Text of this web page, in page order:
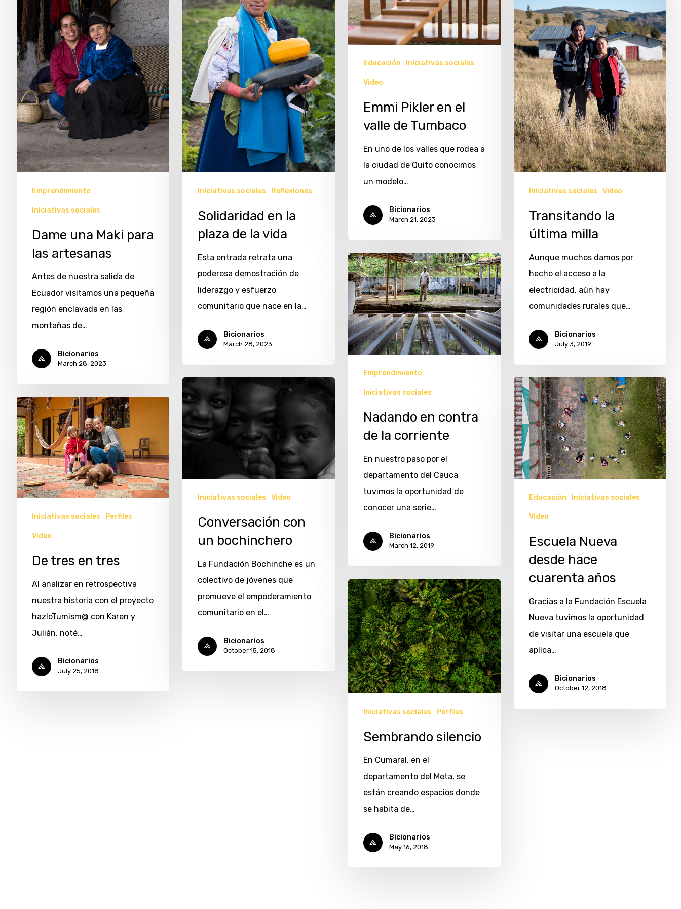
Presiona enter para buscar o ESC para cerrar
Emprendimiento
Iniciativas sociales
Dame una Maki para
las artesanas
Antes de nuestra salida de
Ecuador visitamos una pequeña
región enclavada en las
montañas de…
Bicionarios
March 28, 2023
Iniciativas sociales Reflexiones
Solidaridad en la
plaza de la vida
Esta entrada retrata una
poderosa demostración de
liderazgo y esfuerzo
comunitario que nace en la…
Bicionarios
March 28, 2023
Educación Iniciativas sociales
Video
Emmi Pikler en el
valle de Tumbaco
En uno de los valles que rodea a
la ciudad de Quito conocimos
un modelo…
Bicionarios
March 21, 2023
Iniciativas sociales Video
Transitando la
última milla
Aunque muchos damos por
hecho el acceso a la
electricidad, aún hay
comunidades rurales que…
Bicionarios
July 3, 2019
Emprendimiento
Iniciativas sociales
Nadando en contra
de la corriente
En nuestro paso por el
departamento del Cauca
tuvimos la oportunidad de
conocer una serie…
Bicionarios
March 12, 2019
Iniciativas sociales Video
Conversación con
un bochinchero
La Fundación Bochinche es un
colectivo de jóvenes que
promueve el empoderamiento
comunitario en el…
Bicionarios
October 15, 2018
Educación Iniciativas sociales
Video
Escuela Nueva
desde hace
cuarenta años
Gracias a la Fundación Escuela
Nueva tuvimos la oportunidad
de visitar una escuela que
aplica…
Bicionarios
October 12, 2018
Iniciativas sociales Perfiles
Video
De tres en tres
Al analizar en retrospectiva
nuestra historia con el proyecto
hazloTumism@ con Karen y
Julián, noté…
Bicionarios
July 25, 2018
Iniciativas sociales Perfiles
Sembrando silencio
En Cumaral, en el
departamento del Meta, se
están creando espacios donde
se habita de…
Bicionarios
May 16, 2018